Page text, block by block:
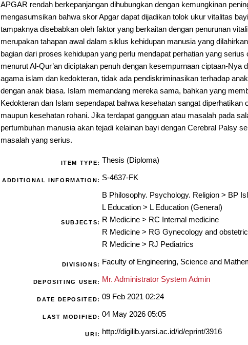
APGAR rendah berkepanjangan dihubungkan dengan kemungkinan
mengasumsikan bahwa skor Apgar dapat dijadikan tolok ukur vitalitas
tampaknya disebabkan oleh faktor yang berkaitan dengan penurunan
merupakan tahapan awal dalam siklus kehidupan manusia yang
bagian dari proses kehidupan yang perlu mendapat perhatian yang
menurut Al-Qur’an diciptakan penuh dengan kesempurnaan ciptaan-Nya
agama islam dan kedokteran, tidak ada pendiskriminasikan terhadap
dengan anak biasa. Islam memandang mereka sama, bahkan yang
Kedokteran dan Islam sependapat bahwa kesehatan sangat
maupun kesehatan rohani. Jika terdapat gangguan atau masalah pada
pertumbuhan manusia akan tejadi kelainan bayi dengan Cerebral Palsy
masalah yang serius.
ITEM TYPE: Thesis (Diploma)
ADDITIONAL INFORMATION: S-4637-FK
SUBJECTS:
B Philosophy. Psychology. Religion > BP
L Education > L Education (General)
R Medicine > RC Internal medicine
R Medicine > RG Gynecology and
R Medicine > RJ Pediatrics
DIVISIONS: Faculty of Engineering, Science and
DEPOSITING USER: Mr. Administrator System Admin
DATE DEPOSITED: 09 Feb 2021 02:24
LAST MODIFIED: 04 May 2026 05:05
URI: http://digilib.yarsi.ac.id/id/eprint/3916